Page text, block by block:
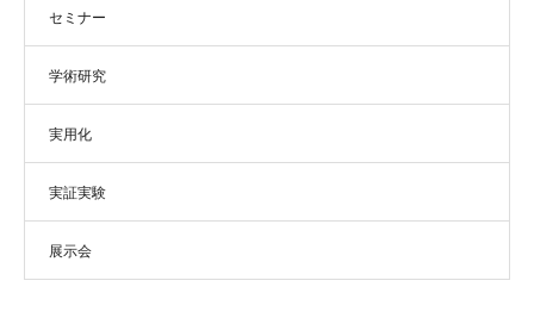
セミナー
学術研究
実用化
実証実験
展示会